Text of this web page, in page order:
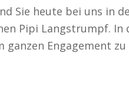
Sie heute bei uns in
Pipi Langstrumpf.
ganzen Engagement